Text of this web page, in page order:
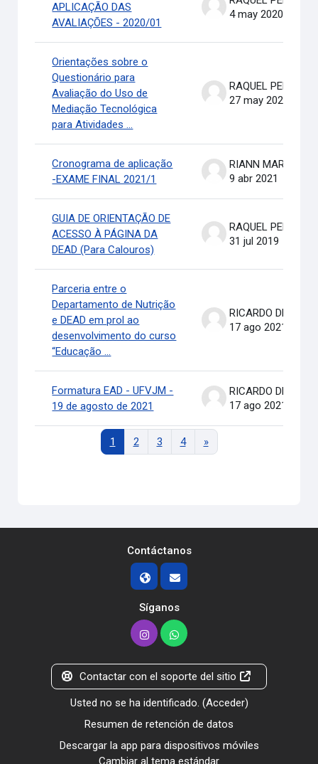
APLICAÇÃO DAS
AVALIAÇÕES - 2020/01
4 may 2020
Orientações sobre o
Questionário para
Avaliação do Uso de
Mediação Tecnológica
para Atividades ...
27 may 2020
Cronograma de aplicação
-EXAME FINAL 2021/1
9 abr 2021
GUIA DE ORIENTAÇÃO DE
ACESSO À PÁGINA DA
DEAD (Para Calouros)
31 jul 2019
Parceria entre o
Departamento de Nutrição
e DEAD em prol ao
desenvolvimento do curso
“Educação ...
17 ago 2021
Formatura EAD - UFVJM -
19 de agosto de 2021
17 ago 2021
1 Página 1
2Página 2
3Página 3
4Página 4
»Siguiente página
Contáctanos
Síganos
Contactar con el soporte del sitio
Usted no se ha identificado. (Acceder)
Resumen de retención de datos
Descargar la app para dispositivos móviles
Cambiar al tema estándar